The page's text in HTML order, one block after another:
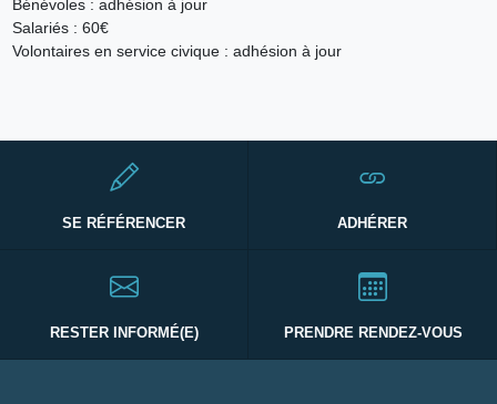
Bénévoles : adhésion à jour
Salariés : 60€
Volontaires en service civique : adhésion à jour
SE RÉFÉRENCER ADHÉRER
RESTER INFORMÉ(E) PRENDRE RENDEZ-VOUS